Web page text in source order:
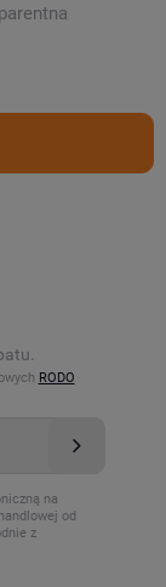
RODO
na
od
z